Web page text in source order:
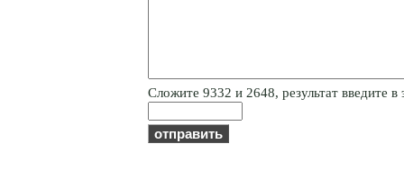
Cлoжитe 9332 и 2648, результат введите в